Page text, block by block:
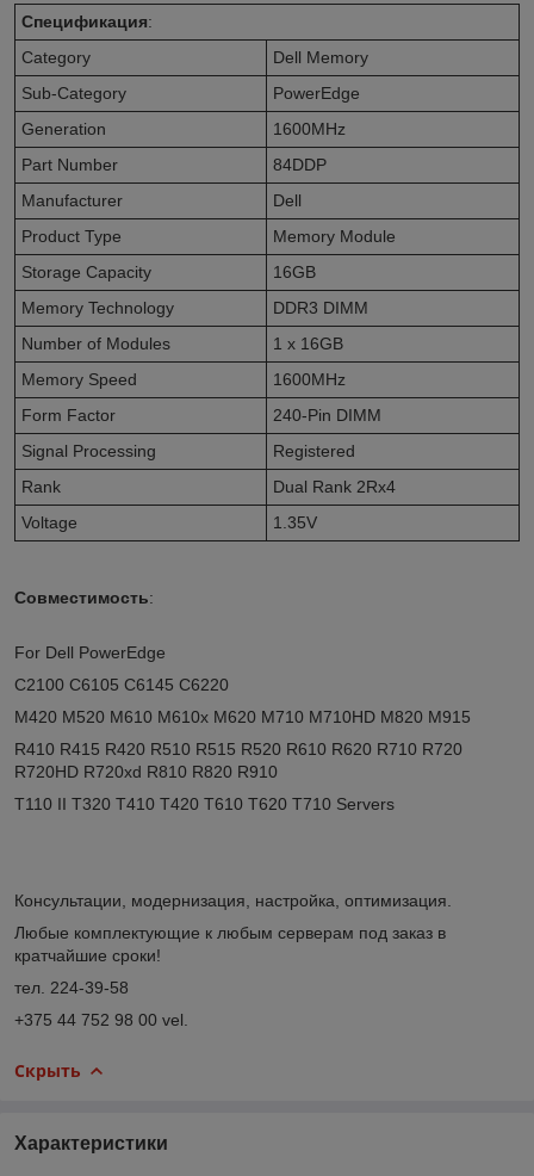
Спецификация:
Category
Dell Memory
Sub-Category
PowerEdge
Generation
1600MHz
Part Number
84DDP
Manufacturer
Dell
Product Type
Memory Module
Storage Capacity
16GB
Memory Technology
DDR3 DIMM
Number of Modules
1 x 16GB
Memory Speed
1600MHz
Form Factor
240-Pin DIMM
Signal Processing
Registered
Rank
Dual Rank 2Rx4
Voltage
1.35V
Совместимость:
For Dell PowerEdge
C2100 C6105 C6145 C6220
M420 M520 M610 M610x M620 M710 M710HD M820 M915
R410 R415 R420 R510 R515 R520 R610 R620 R710 R720
R720HD R720xd R810 R820 R910
T110 II T320 T410 T420 T610 T620 T710 Servers
Консультации, модернизация, настройка, оптимизация.
Любые комплектующие к любым серверам под заказ в
кратчайшие сроки!
тел. 224-39-58
+375 44 752 98 00 vel.
Скрыть
Характеристики